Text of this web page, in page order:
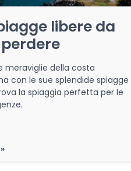
libere da
meraviglie della costa
con le sue splendide spiagge
la spiaggia perfetta per le